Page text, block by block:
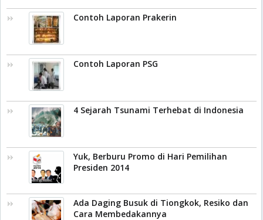
Contoh Laporan Prakerin
Contoh Laporan PSG
4 Sejarah Tsunami Terhebat di Indonesia
Yuk, Berburu Promo di Hari Pemilihan
Presiden 2014
Ada Daging Busuk di Tiongkok, Resiko dan
Cara Membedakannya